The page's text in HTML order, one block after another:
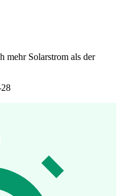
mehr Solarstrom als der